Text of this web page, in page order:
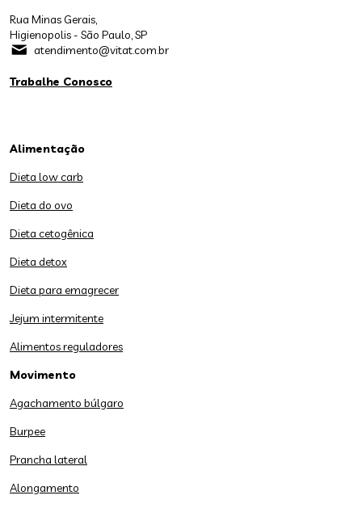
Rua Minas Gerais,
Higienopolis - São Paulo, SP
atendimento@vitat.com.br
Trabalhe Conosco
Alimentação
Dieta low carb
Dieta do ovo
Dieta cetogênica
Dieta detox
Dieta para emagrecer
Jejum intermitente
Alimentos reguladores
Movimento
Agachamento búlgaro
Burpee
Prancha lateral
Alongamento